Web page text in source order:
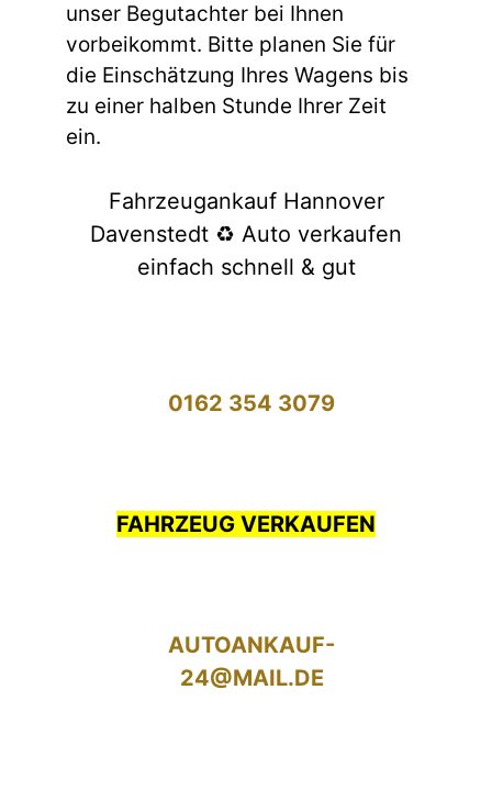
unser Begutachter bei Ihnen
vorbeikommt. Bitte planen Sie für
die Einschätzung Ihres Wagens bis
zu einer halben Stunde Ihrer Zeit
ein.
Fahrzeugankauf Hannover
Davenstedt ♻️ Auto verkaufen
einfach schnell & gut
0162 354 3079
FAHRZEUG VERKAUFEN
AUTOANKAUF-
24@MAIL.DE